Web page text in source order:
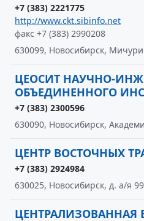
+7 (383) 2221775
http://www.ckt.sibinfo.net
факс +7 (383) 2990208
630099, Новосибирск,
ЦЕОСИТ НАУЧНО-
ОБЪЕДИНЕННОГО
+7 (383) 2300596
630090, Новосибирск,
ЦЕНТР ВОСТОЧНЫХ
+7 (383) 2924984
630025, Новосибирск, д. а/я 99
ЦЕНТРАЛИЗОВАННАЯ